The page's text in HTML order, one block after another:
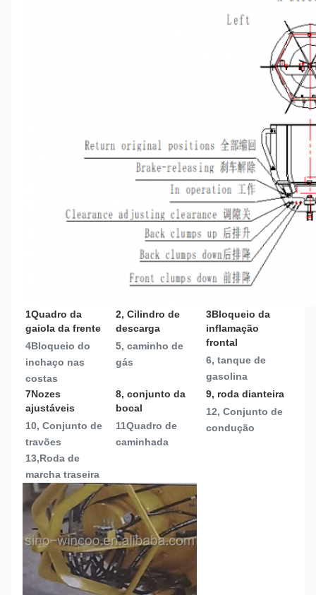
1Quadro da
gaiola da frente
4Bloqueio do
inchaço nas
costas
2, Cilindro de
descarga
5, caminho de
gás
3Bloqueio da
inflamação
frontal
6, tanque de
gasolina
7Nozes
ajustáveis
10, Conjunto de
travões
13,Roda de
marcha traseira
8, conjunto da
bocal
11Quadro de
caminhada
9, roda dianteira
12, Conjunto de
condução